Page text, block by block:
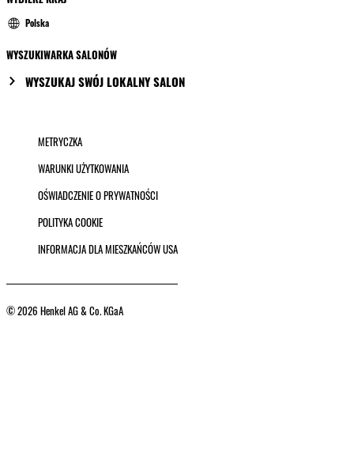
Polska
WYSZUKIWARKA SALONÓW
WYSZUKAJ SWÓJ LOKALNY SALON
METRYCZKA
WARUNKI UŻYTKOWANIA
OŚWIADCZENIE O PRYWATNOŚCI
POLITYKA COOKIE
INFORMACJA DLA MIESZKAŃCÓW USA
© 2026 Henkel AG & Co. KGaA